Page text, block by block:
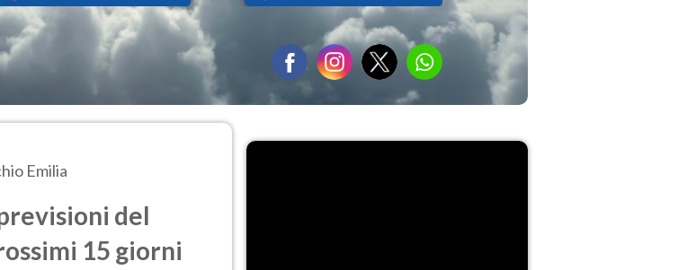
Emilia
del
15 giorni